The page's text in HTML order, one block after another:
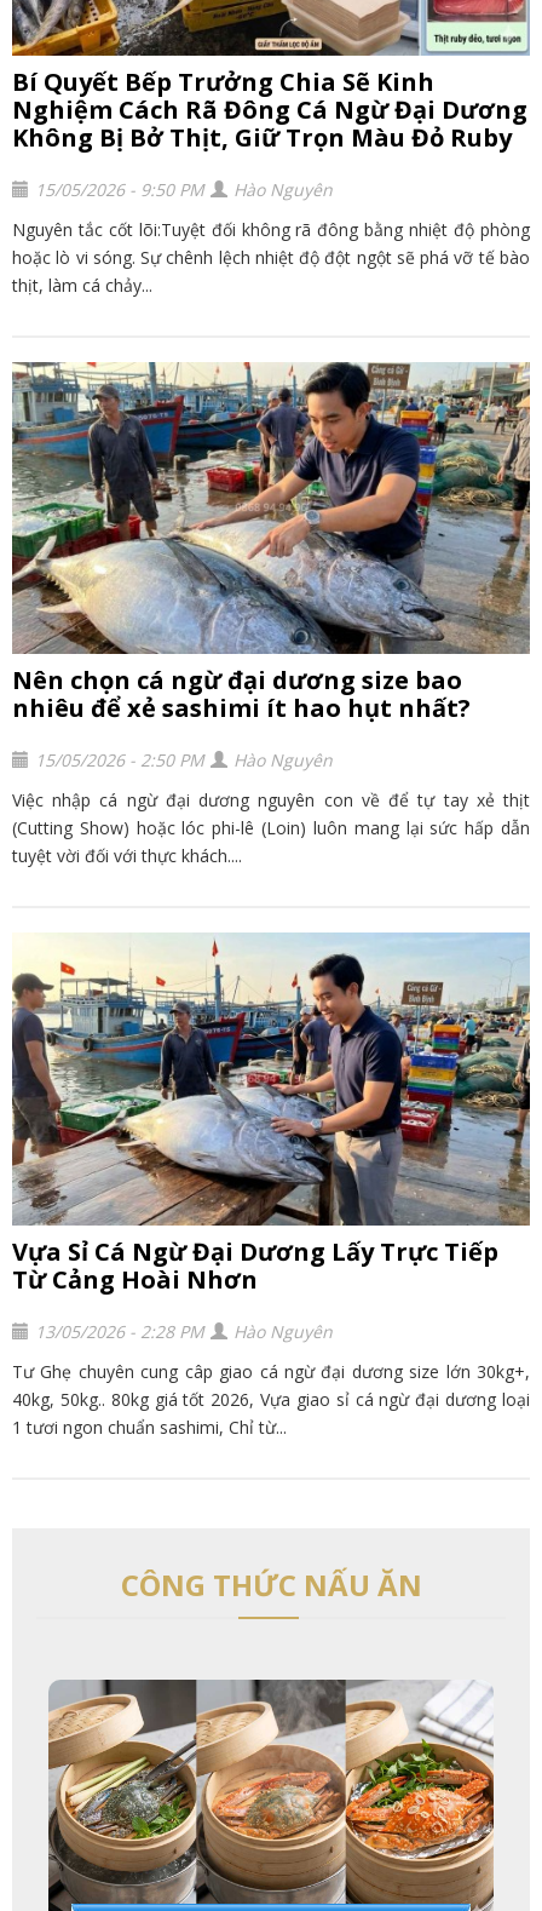
Bí Quyết Bếp Trưởng Chia Sẽ Kinh
Nghiệm Cách Rã Đông Cá Ngừ Đại Dương
Không Bị Bở Thịt, Giữ Trọn Màu Đỏ Ruby
15/05/2026 - 9:50 PM
Hào Nguyên
Nguyên tắc cốt lõi:Tuyệt đối không rã đông bằng nhiệt độ phòng
hoặc lò vi sóng. Sự chênh lệch nhiệt độ đột ngột sẽ phá vỡ tế bào
thịt, làm cá chảy...
Nên chọn cá ngừ đại dương size bao
nhiêu để xẻ sashimi ít hao hụt nhất?
15/05/2026 - 2:50 PM
Hào Nguyên
Việc nhập cá ngừ đại dương nguyên con về để tự tay xẻ thịt
(Cutting Show) hoặc lóc phi-lê (Loin) luôn mang lại sức hấp dẫn
tuyệt vời đối với thực khách....
Vựa Sỉ Cá Ngừ Đại Dương Lấy Trực Tiếp
Từ Cảng Hoài Nhơn
13/05/2026 - 2:28 PM
Hào Nguyên
Tư Ghẹ chuyên cung câp giao cá ngừ đại dương size lớn 30kg+,
40kg, 50kg.. 80kg giá tốt 2026, Vựa giao sỉ cá ngừ đại dương loại
1 tươi ngon chuẩn sashimi, Chỉ từ...
CÔNG THỨC NẤU ĂN